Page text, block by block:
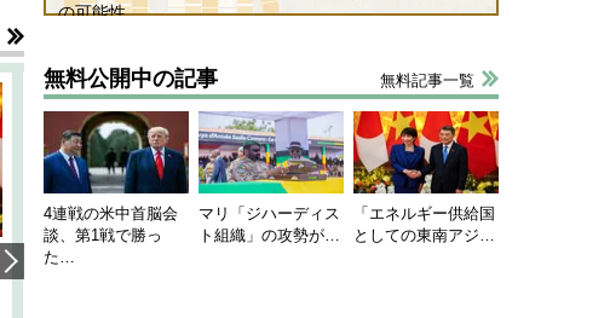
韓国にも理解してほしい「極東
の可能性
無料公開中の記事 無料記事一覧
4連戦の米中首脳会
談、第1戦で勝っ
た…
マリ「ジハーディス
ト組織」の攻勢が…
「エネルギー供給国
としての東南アジ…